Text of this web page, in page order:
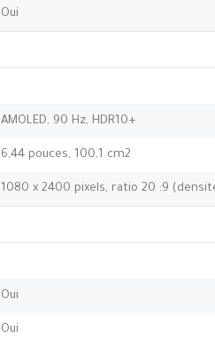
Oui
AMOLED, 90 Hz, HDR10+
6,44 pouces, 100,1 cm2
1080 x 2400 pixels, ratio 20 :9
Oui
Oui